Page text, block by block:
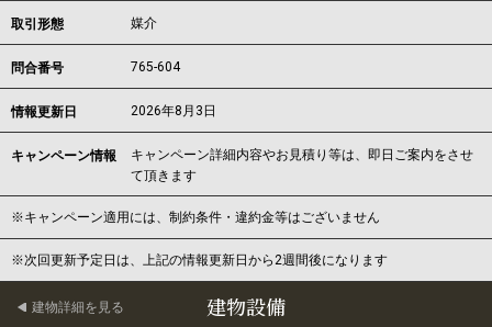
取引形態 媒介
問合番号 765-604
情報更新日 2026年8月3日
キャンペーン情報
キャンペーン詳細内容やお見積り等は、即日ご案内をさせ
て頂きます
※キャンペーン適用には、制約条件・違約金等はございません
※次回更新予定日は、上記の情報更新日から2週間後になります
建物設備
建物詳細を見る